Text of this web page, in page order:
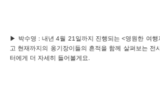
▶ 박수영 : 내년 4월 21일까지 진행되는 <영원한 여행
고 현재까지의 옹기장이들의 흔적을 함께 살펴보는 전
터에게 더 자세히 들어볼게요.